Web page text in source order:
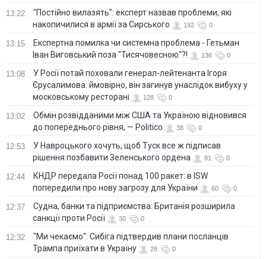
13:22
"Постійно вилазять": експерт назвав проблеми, які
накопичилися в армії за Сирського
192 0
13:15
Eкспертна помилка чи системна проблема - Гетьман
Іван Виговський поза "Тисячовесною"?!
136 0
13:08
У Росії потай поховали генерал-лейтенанта Ігоря
Єрусалимова: ймовірно, він загинув унаслідок вибуху у
московському ресторані
128 0
13:02
Обмін розвідданими між США та Україною відновився
до попереднього рівня, — Politico
38 0
12:53
У Навроцького хочуть, щоб Туск все ж підписав
рішення позбавити Зеленського ордена
81 0
12:44
КНДР передала Росії понад 100 ракет: в ISW
попередили про нову загрозу для України
60 0
12:37
Судна, банки та підприємства: Британія розширила
санкції проти Росії
30 0
12:32
"Ми чекаємо": Сибіга підтвердив плани посланців
Трампа приїхати в Україну
28 0